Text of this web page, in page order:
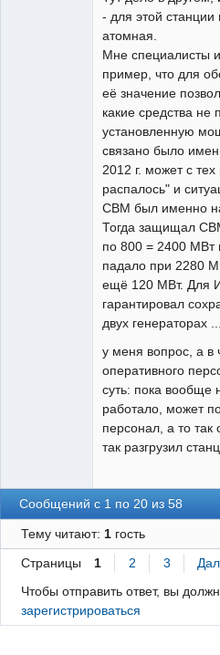
- для этой станции
атомная.
Мне специалисты
пример, что для
её значение
какие средства не
установленную
связано было
2012 г. может с
распалось" и
СВМ был именно
Тогда защищал
по 800 = 2400
падало при 2280
ещё 120 МВт. Для
гарантировал
двух генераторах ...
у меня вопрос, а в
оперативного
суть: пока вообще
работало, может
персонал, а то так
так разгрузил
Сообщений с 1 по 20 из 58
Тему читают: 1гость
Страницы 1 2 3
Чтобы отправить ответ, вы
зарегистрироваться